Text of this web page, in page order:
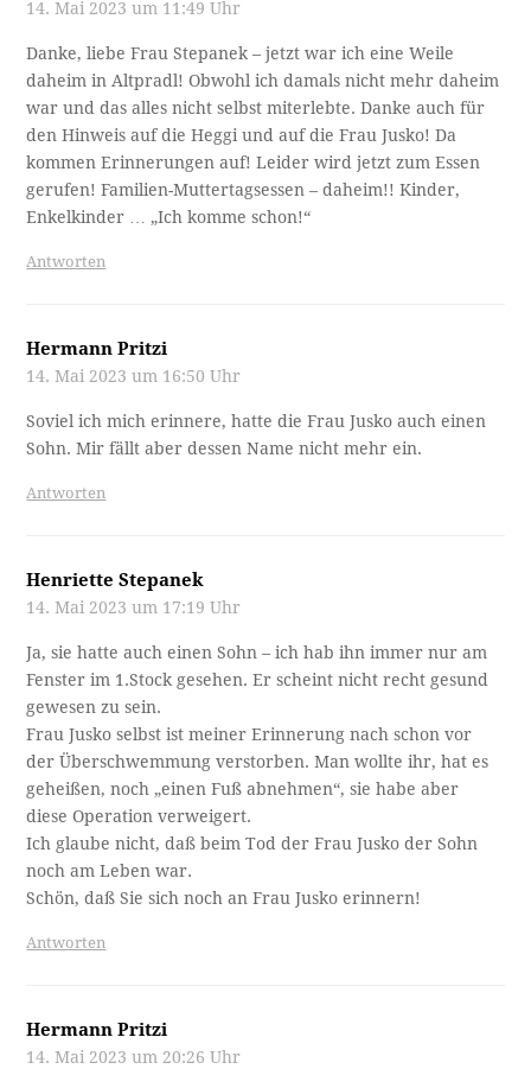
14. Mai 2023 um 11:49 Uhr
Danke, liebe Frau Stepanek – jetzt war ich eine Weile
daheim in Altpradl! Obwohl ich damals nicht mehr daheim
war und das alles nicht selbst miterlebte. Danke auch für
den Hinweis auf die Heggi und auf die Frau Jusko! Da
kommen Erinnerungen auf! Leider wird jetzt zum Essen
gerufen! Familien-Muttertagsessen – daheim!! Kinder,
Enkelkinder … „Ich komme schon!“
Antworten
Hermann Pritzi
14. Mai 2023 um 16:50 Uhr
Soviel ich mich erinnere, hatte die Frau Jusko auch einen
Sohn. Mir fällt aber dessen Name nicht mehr ein.
Antworten
Henriette Stepanek
14. Mai 2023 um 17:19 Uhr
Ja, sie hatte auch einen Sohn – ich hab ihn immer nur am
Fenster im 1.Stock gesehen. Er scheint nicht recht gesund
gewesen zu sein.
Frau Jusko selbst ist meiner Erinnerung nach schon vor
der Überschwemmung verstorben. Man wollte ihr, hat es
geheißen, noch „einen Fuß abnehmen“, sie habe aber
diese Operation verweigert.
Ich glaube nicht, daß beim Tod der Frau Jusko der Sohn
noch am Leben war.
Schön, daß Sie sich noch an Frau Jusko erinnern!
Antworten
Hermann Pritzi
14. Mai 2023 um 20:26 Uhr